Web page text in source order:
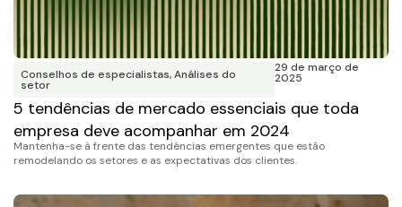
Conselhos de especialistas,Análises do
setor
29 de março de
2025
5 tendências de mercado essenciais que toda
empresa deve acompanhar em 2024
Mantenha-se à frente das tendências emergentes que estão
remodelando os setores e as expectativas dos clientes.